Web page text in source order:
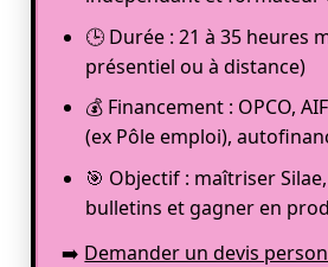
🕒 Durée : 21 à 35 heures
présentiel ou à distance)
💰 Financement : OPCO,
(ex Pôle emploi),
🎯 Objectif : maîtriser
bulletins et gagner en
➡️ Demander un devis